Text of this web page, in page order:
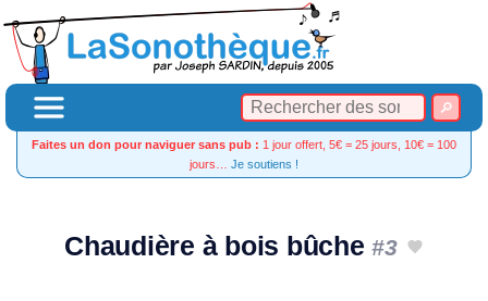
Faites un don pour naviguer sans pub : 1 jour offert, 5€ = 25 jours, 10€ = 100
jours… Je soutiens !
Chaudière à bois bûche#3